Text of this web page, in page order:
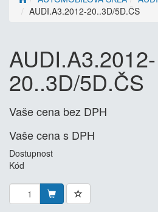
AUDI.A3.2012-20..3D/5D.ČS
AUDI.A3.2012-
20..3D/5D.ČS
Vaše cena bez DPH
Vaše cena s DPH
Dostupnost
Kód